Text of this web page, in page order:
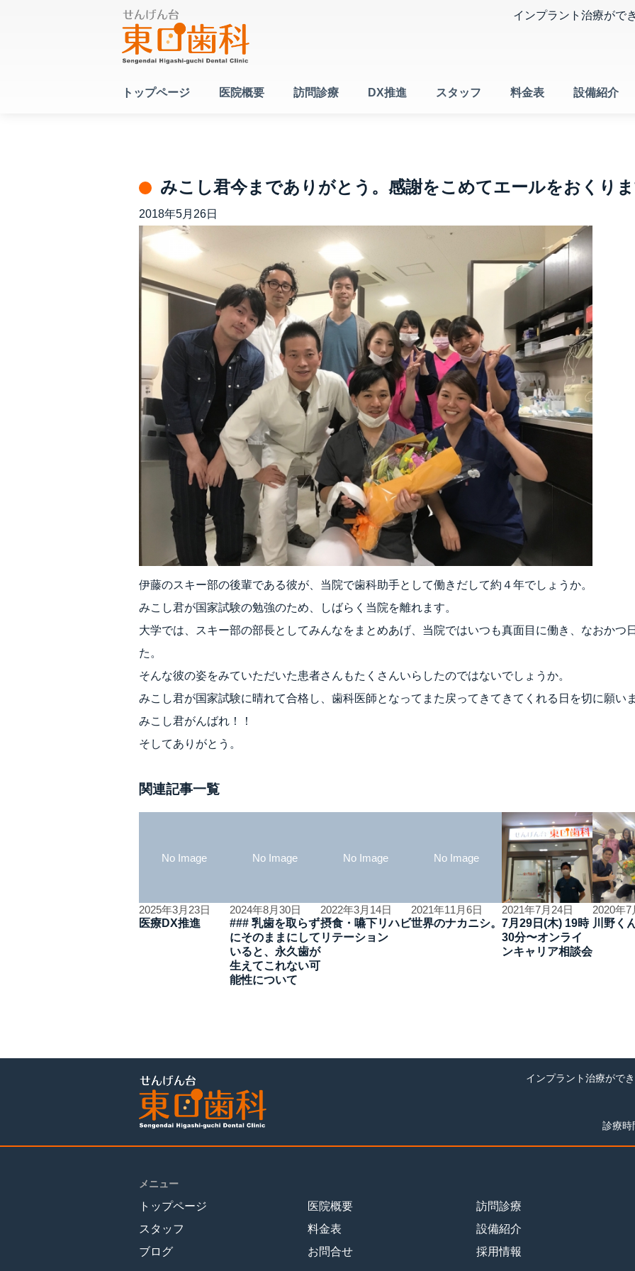
インプラント治療がで
トップページ 医院概要 訪問診療 DX推進 スタッフ 料金表 設備紹介
みこし君今までありがとう。感謝をこめてエールをおくりま
2018年5月26日
伊藤のスキー部の後輩である彼が、当院で歯科助手として働きだして約４年でしょうか。
みこし君が国家試験の勉強のため、しばらく当院を離れます。
大学では、スキー部の部長としてみんなをまとめあげ、当院ではいつも真面目に働き、なおかつ
た。
そんな彼の姿をみていただいた患者さんもたくさんいらしたのではないでしょうか。
みこし君が国家試験に晴れて合格し、歯科医師となってまた戻ってきてきてくれる日を切に願いま
みこし君がんばれ！！
そしてありがとう。
関連記事一覧
No Image
2025年3月23日
医療DX推進
No Image
2024年8月30日
### 乳歯を取らず
にそのままにして
いると、永久歯が
生えてこれない可
能性について
No Image
2022年3月14日
摂食・嚥下リハビ
リテーション
No Image
2021年11月6日
世界のナカニシ。
2021年7月24日
7月29日(木) 19時
30分〜オンライ
ンキャリア相談会
2020年7
川野く
インプラント治療がで
診療時
メニュー
トップページ 医院概要 訪問診療
スタッフ
料金表 設備紹介
ブログ
お問合せ 採用情報